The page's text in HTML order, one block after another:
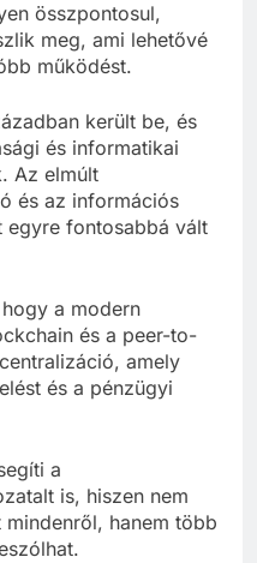
összpontosul,
meg, ami lehetővé
működést.
került be, és
és informatikai
Az elmúlt
és az információs
egyre fontosabbá vált
a modern
és a peer-to-
amely
és a pénzügyi
a
is, hiszen nem
hanem több